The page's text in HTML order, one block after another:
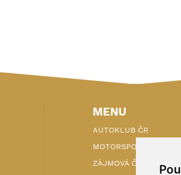
MENU
AUTOKLUB ČR
MOTORSPORT
ZÁJMOVÁ ČINNOST